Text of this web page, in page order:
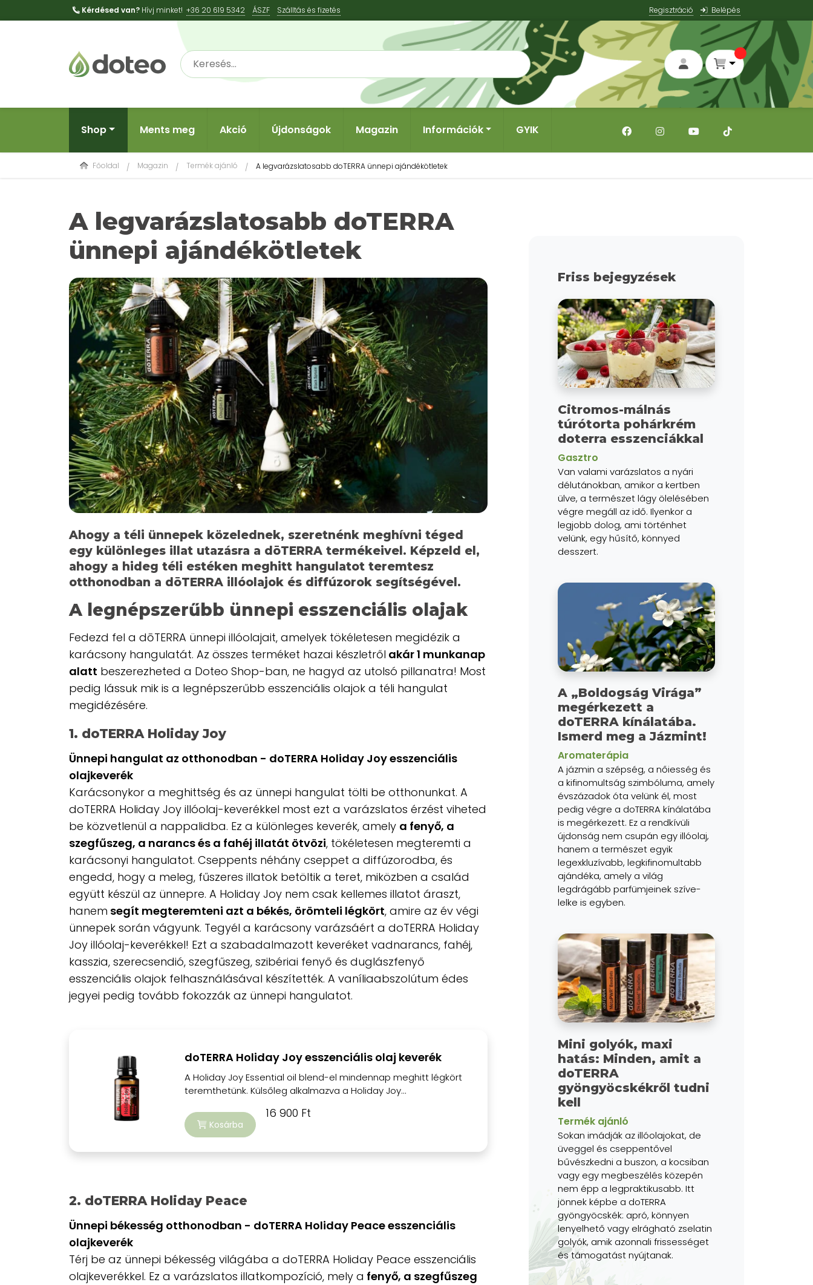
Kérdésed van? Hívj minket! +36 20 619 5342 ÁSZF Szálltás és fizetés Regisztráció Belépés
Shop Ments meg Akció Újdonságok Magazin Információk GYIK
Főoldal Magazin Termék ajánló A legvarázslatosabb doTERRA ünnepi ajándékötletek
A legvarázslatosabb doTERRA
ünnepi ajándékötletek
Ahogy a téli ünnepek közelednek, szeretnénk meghívni téged
egy különleges illat utazásra a dōTERRA termékeivel. Képzeld el,
ahogy a hideg téli estéken meghitt hangulatot teremtesz
otthonodban a dōTERRA illóolajok és diffúzorok segítségével.
A legnépszerűbb ünnepi esszenciális olajak
Fedezd fel a dōTERRA ünnepi illóolajait, amelyek tökéletesen megidézik a
karácsony hangulatát. Az összes terméket hazai készletről akár 1 munkanap
alatt beszerezheted a Doteo Shop-ban, ne hagyd az utolsó pillanatra! Most
pedig lássuk mik is a legnépszerűbb esszenciális olajok a téli hangulat
megidézésére.
1. doTERRA Holiday Joy
Ünnepi hangulat az otthonodban - doTERRA Holiday Joy esszenciális
olajkeverék
Karácsonykor a meghittség és az ünnepi hangulat tölti be otthonunkat. A
doTERRA Holiday Joy illóolaj-keverékkel most ezt a varázslatos érzést viheted
be közvetlenül a nappalidba. Ez a különleges keverék, amely a fenyő, a
szegfűszeg, a narancs és a fahéj illatát ötvözi, tökéletesen megteremti a
karácsonyi hangulatot. Cseppents néhány cseppet a diffúzorodba, és
engedd, hogy a meleg, fűszeres illatok betöltik a teret, miközben a család
együtt készül az ünnepre. A Holiday Joy nem csak kellemes illatot áraszt,
hanem segít megteremteni azt a békés, örömteli légkört, amire az év végi
ünnepek során vágyunk. Tegyél a karácsony varázsáért a doTERRA Holiday
Joy illóolaj-keverékkel! Ezt a szabadalmazott keveréket vadnarancs, fahéj,
kasszia, szerecsendió, szegfűszeg, szibériai fenyő és duglászfenyő
esszenciális olajok felhasználásával készítették. A vaníliaabszolútum édes
jegyei pedig tovább fokozzák az ünnepi hangulatot.
doTERRA Holiday Joy esszenciális olaj keverék
A Holiday Joy Essential oil blend-el mindennap meghitt légkört
teremthetünk. Külsőleg alkalmazva a Holiday Joy...
Kosárba
16 900 Ft
2. doTERRA Holiday Peace
Ünnepi békesség otthonodban - doTERRA Holiday Peace esszenciális
olajkeverék
Térj be az ünnepi békesség világába a doTERRA Holiday Peace esszenciális
olajkeverékkel. Ez a varázslatos illatkompozíció, mely a fenyő, a szegfűszeg
Friss bejegyzések
Citromos-málnás
túrótorta pohárkrém
doterra esszenciákkal
Gasztro
Van valami varázslatos a nyári
délutánokban, amikor a kertben
ülve, a természet lágy ölelésében
végre megáll az idő. Ilyenkor a
legjobb dolog, ami történhet
velünk, egy hűsítő, könnyed
desszert.
A „Boldogság Virága”
megérkezett a
doTERRA kínálatába.
Ismerd meg a Jázmint!
Aromaterápia
A jázmin a szépség, a nőiesség és
a kifinomultság szimbóluma, amely
évszázadok óta velünk él, most
pedig végre a doTERRA kínálatába
is megérkezett. Ez a rendkívüli
újdonság nem csupán egy illóolaj,
hanem a természet egyik
legexkluzívabb, legkifinomultabb
ajándéka, amely a világ
legdrágább parfümjeinek szíve-
lelke is egyben.
Mini golyók, maxi
hatás: Minden, amit a
doTERRA
gyöngyöcskékről tudni
kell
Termék ajánló
Sokan imádják az illóolajokat, de
üveggel és cseppentővel
bűvészkedni a buszon, a kocsiban
vagy egy megbeszélés közepén
nem épp a legpraktikusabb. Itt
jönnek képbe a doTERRA
gyöngyöcskék: apró, könnyen
lenyelhető vagy elrágható zselatin
golyók, amik azonnali frissességet
és támogatást nyújtanak.